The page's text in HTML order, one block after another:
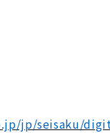
jp/seisaku/